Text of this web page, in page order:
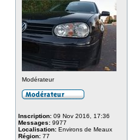
Modérateur
Inscription: 09 Nov 2016, 17:36
Messages: 9977
Localisation: Environs de Meaux
Région: 77